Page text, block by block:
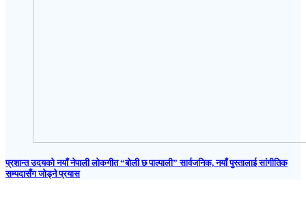
प्रशान्त उदयको नयाँ नेपाली लोकगीत “बोली छ पाल्पाली” सार्वजनिक, नयाँ पुस्तालाई सांगीतिक
सम्पदासँग जोड्ने प्रयास